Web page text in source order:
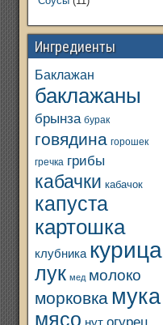
Ингредиенты
Баклажан
баклажаны
брынза бурак
говядина горошек
гречка грибы
кабачки кабачок
капуста
картошка
клубника курица
лук мед молоко
морковка мука
мясо огурец